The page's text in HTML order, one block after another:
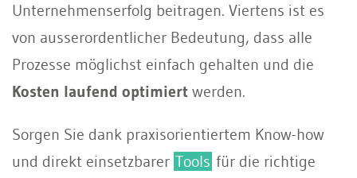
Unternehmenserfolg beitragen. Viertens ist es
von ausserordentlicher Bedeutung, dass alle
Prozesse möglichst einfach gehalten und die
Kosten laufend optimiert werden.
Sorgen Sie dank praxisorientiertem Know-how
und direkt einsetzbarer Tools für die richtige